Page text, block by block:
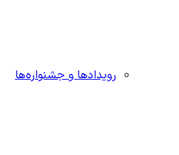
رویدادها و جشنواره‌ها